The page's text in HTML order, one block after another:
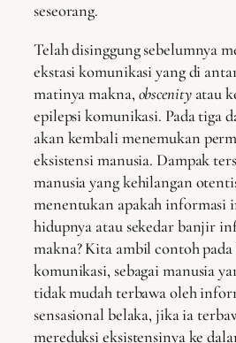
seseorang.
Telah disinggung sebelumnya
ekstasi komunikasi yang di
matinya makna, obscenityatau
epilepsi komunikasi. Pada tiga
akan kembali menemukan
eksistensi manusia. Dampak
manusia yang kehilangan
menentukan apakah informasi
hidupnya atau sekedar banjir
makna? Kita ambil contoh pada
komunikasi, sebagai manusia
tidak mudah terbawa oleh
sensasional belaka, jika ia
mereduksi eksistensinya ke